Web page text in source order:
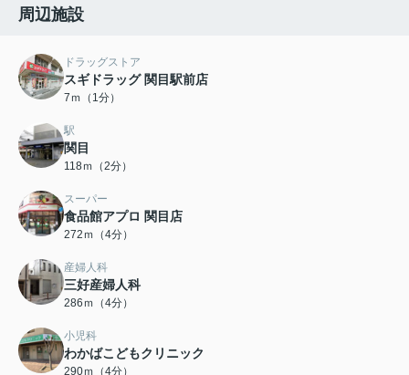
周辺施設
ドラッグストア
スギドラッグ 関目駅前店
7ｍ（1分）
駅
関目
118ｍ（2分）
スーパー
食品館アプロ 関目店
272ｍ（4分）
産婦人科
三好産婦人科
286ｍ（4分）
小児科
わかばこどもクリニック
290ｍ（4分）